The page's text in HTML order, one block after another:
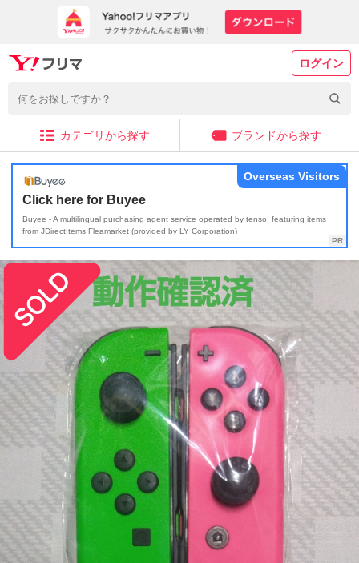
ログイン
カテゴリから探す ブランドから探す
Click here for Buyee
Buyee - A multilingual purchasing agent service operated by tenso, featuring items
from JDirectItems Fleamarket (provided by LY Corporation)
Overseas Visitors